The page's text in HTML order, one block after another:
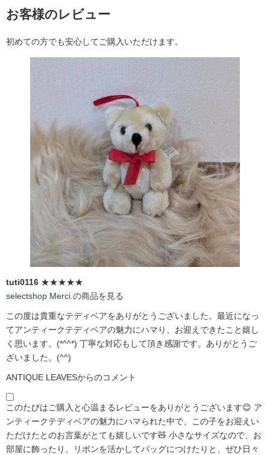
お客様のレビュー
初めての方でも安心してご購入いただけます。
tuti0116 ★★★★★
selectshop Merci.の商品を見る
この度は貴重なテディベアをありがとうございました。最近になっ
てアンティークテディベアの魅力にハマり、お迎えできたこと嬉し
く思います。(*^^*) 丁寧な対応もして頂き感謝です。ありがとうご
ざいました。(^^)
ANTIQUE LEAVESからのコメント
このたびはご購入と心温まるレビューをありがとうございます😊 ア
ンティークテディベアの魅力にハマられた中で、この子をお迎えい
ただけたとのお言葉がとても嬉しいです🧸 小さなサイズなので、お
部屋に飾ったり、リボンを活かしてバッグにつけたりと、ぜひ日々